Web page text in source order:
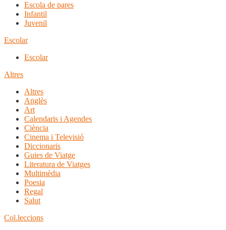
Escola de pares
Infantil
Juvenil
Escolar
Escolar
Altres
Altres
Anglès
Art
Calendaris i Agendes
Ciència
Cinema i Televisió
Diccionaris
Guies de Viatge
Literatura de Viatges
Multimèdia
Poesia
Regal
Salut
Col.leccions